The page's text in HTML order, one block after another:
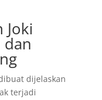
Joki
dijelaskan
terjadi